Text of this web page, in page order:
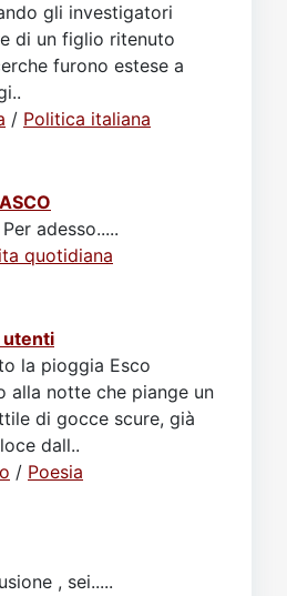
gli investigatori
di un figlio ritenuto
furono estese a
/ Politica italiana
adesso.....
quotidiana
utenti
la pioggia Esco
alla notte che piange un
di gocce scure, già
dall..
/ Poesia
, sei.....